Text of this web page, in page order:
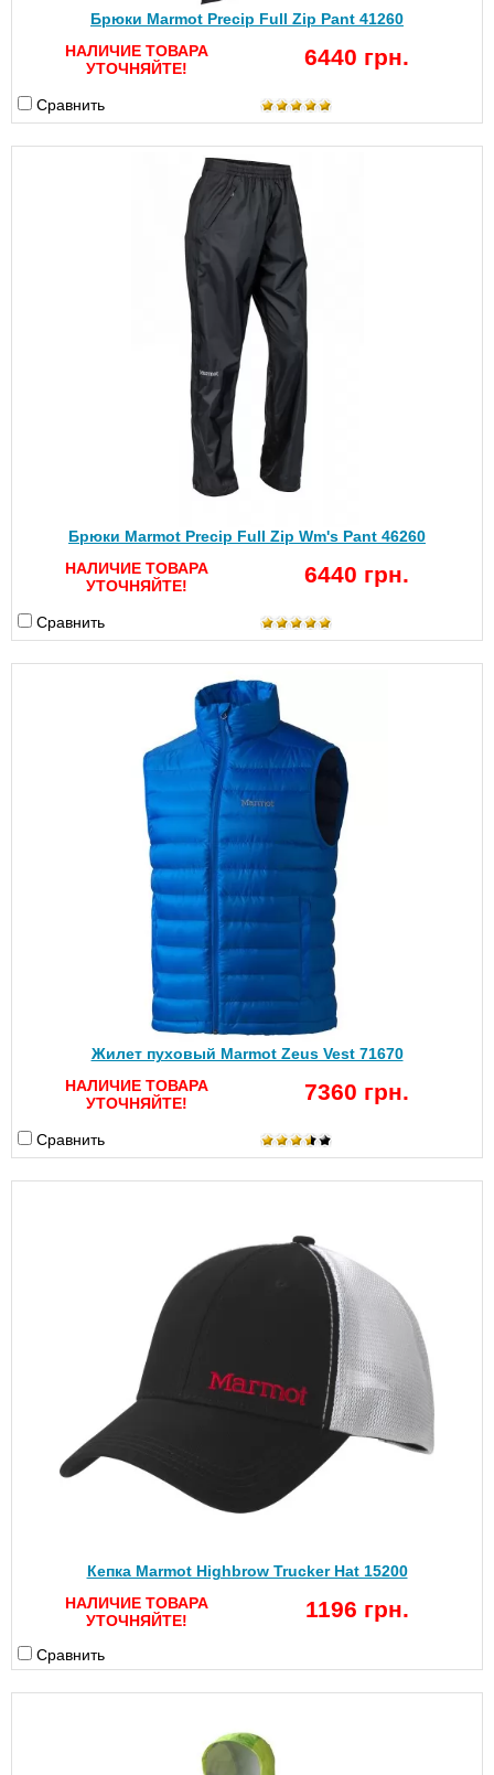
Брюки Marmot Precip Full Zip Pant 41260
НАЛИЧИЕ ТОВАРА
УТОЧНЯЙТЕ!
6440 грн.
Сравнить
Брюки Marmot Precip Full Zip Wm's Pant 46260
НАЛИЧИЕ ТОВАРА
УТОЧНЯЙТЕ!
6440 грн.
Сравнить
Жилет пуховый Marmot Zeus Vest 71670
НАЛИЧИЕ ТОВАРА
УТОЧНЯЙТЕ!
7360 грн.
Сравнить
Кепка Marmot Highbrow Trucker Hat 15200
НАЛИЧИЕ ТОВАРА
УТОЧНЯЙТЕ!
1196 грн.
Сравнить